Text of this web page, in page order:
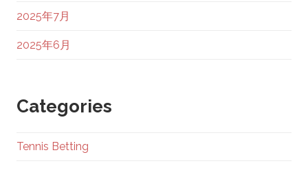
2025年7月
2025年6月
Categories
Tennis Betting